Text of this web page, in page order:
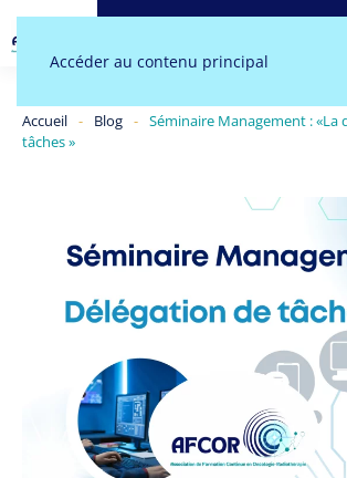
Accéder au contenu principal
Accueil Blog
Séminaire Management : «La
tâches »